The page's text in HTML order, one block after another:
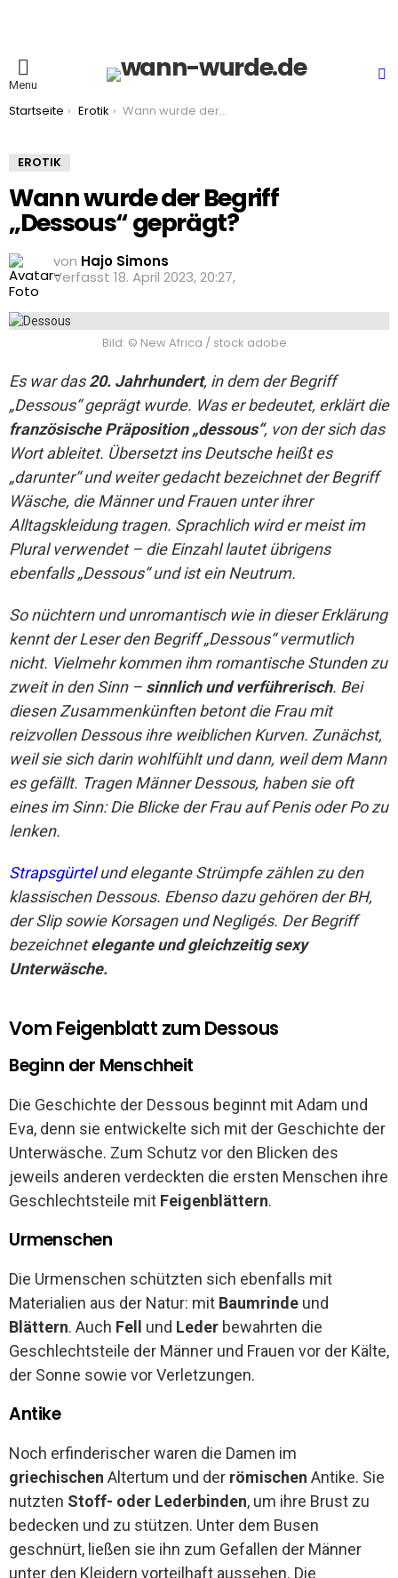
Menu
You are here:
Startseite Erotik Wann wurde der Begriff „Dessous“ geprägt?
EROTIK
Wann wurde der Begriff
„Dessous“ geprägt?
von Hajo Simons
18. April 2023, 20:27
Bild: © New Africa / stock adobe
Es war das20. Jahrhundert, in dem der Begriff
„Dessous“ geprägt wurde. Was er bedeutet, erklärt die
französische Präposition „dessous“, von der sich das
Wort ableitet. Übersetzt ins Deutsche heißt es
„darunter“ und weiter gedacht bezeichnet der Begriff
Wäsche, die Männer und Frauen unter ihrer
Alltagskleidung tragen. Sprachlich wird er meist im
Plural verwendet – die Einzahl lautet übrigens
ebenfalls „Dessous“ und ist ein Neutrum.
So nüchtern und unromantisch wie in dieser Erklärung
kennt der Leser den Begriff „Dessous“ vermutlich
nicht. Vielmehr kommen ihm romantische Stunden zu
zweit in den Sinn – sinnlich und verführerisch. Bei
diesen Zusammenkünften betont die Frau mit
reizvollen Dessous ihre weiblichen Kurven. Zunächst,
weil sie sich darin wohlfühlt und dann, weil dem Mann
es gefällt. Tragen Männer Dessous, haben sie oft
eines im Sinn: Die Blicke der Frau auf Penis oder Po zu
lenken.
Strapsgürtelund elegante Strümpfe zählen zu den
klassischen Dessous. Ebenso dazu gehören der BH,
der Slip sowie Korsagen und Negligés. Der Begriff
bezeichnetelegante und gleichzeitig sexy
Unterwäsche.
Vom Feigenblatt zum Dessous
Beginn der Menschheit
Die Geschichte der Dessous beginnt mit Adam und
Eva, denn sie entwickelte sich mit der Geschichte der
Unterwäsche. Zum Schutz vor den Blicken des
jeweils anderen verdeckten die ersten Menschen ihre
Geschlechtsteile mit Feigenblättern.
Urmenschen
Die Urmenschen schützten sich ebenfalls mit
Materialien aus der Natur: mit Baumrinde und
Blättern. Auch Fell und Leder bewahrten die
Geschlechtsteile der Männer und Frauen vor der Kälte,
der Sonne sowie vor Verletzungen.
Antike
Noch erfinderischer waren die Damen im
griechischen Altertum und der römischen Antike. Sie
nutzten Stoff- oder Lederbinden, um ihre Brust zu
bedecken und zu stützen. Unter dem Busen
geschnürt, ließen sie ihn zum Gefallen der Männer
unter den Kleidern vorteilhaft aussehen. Die